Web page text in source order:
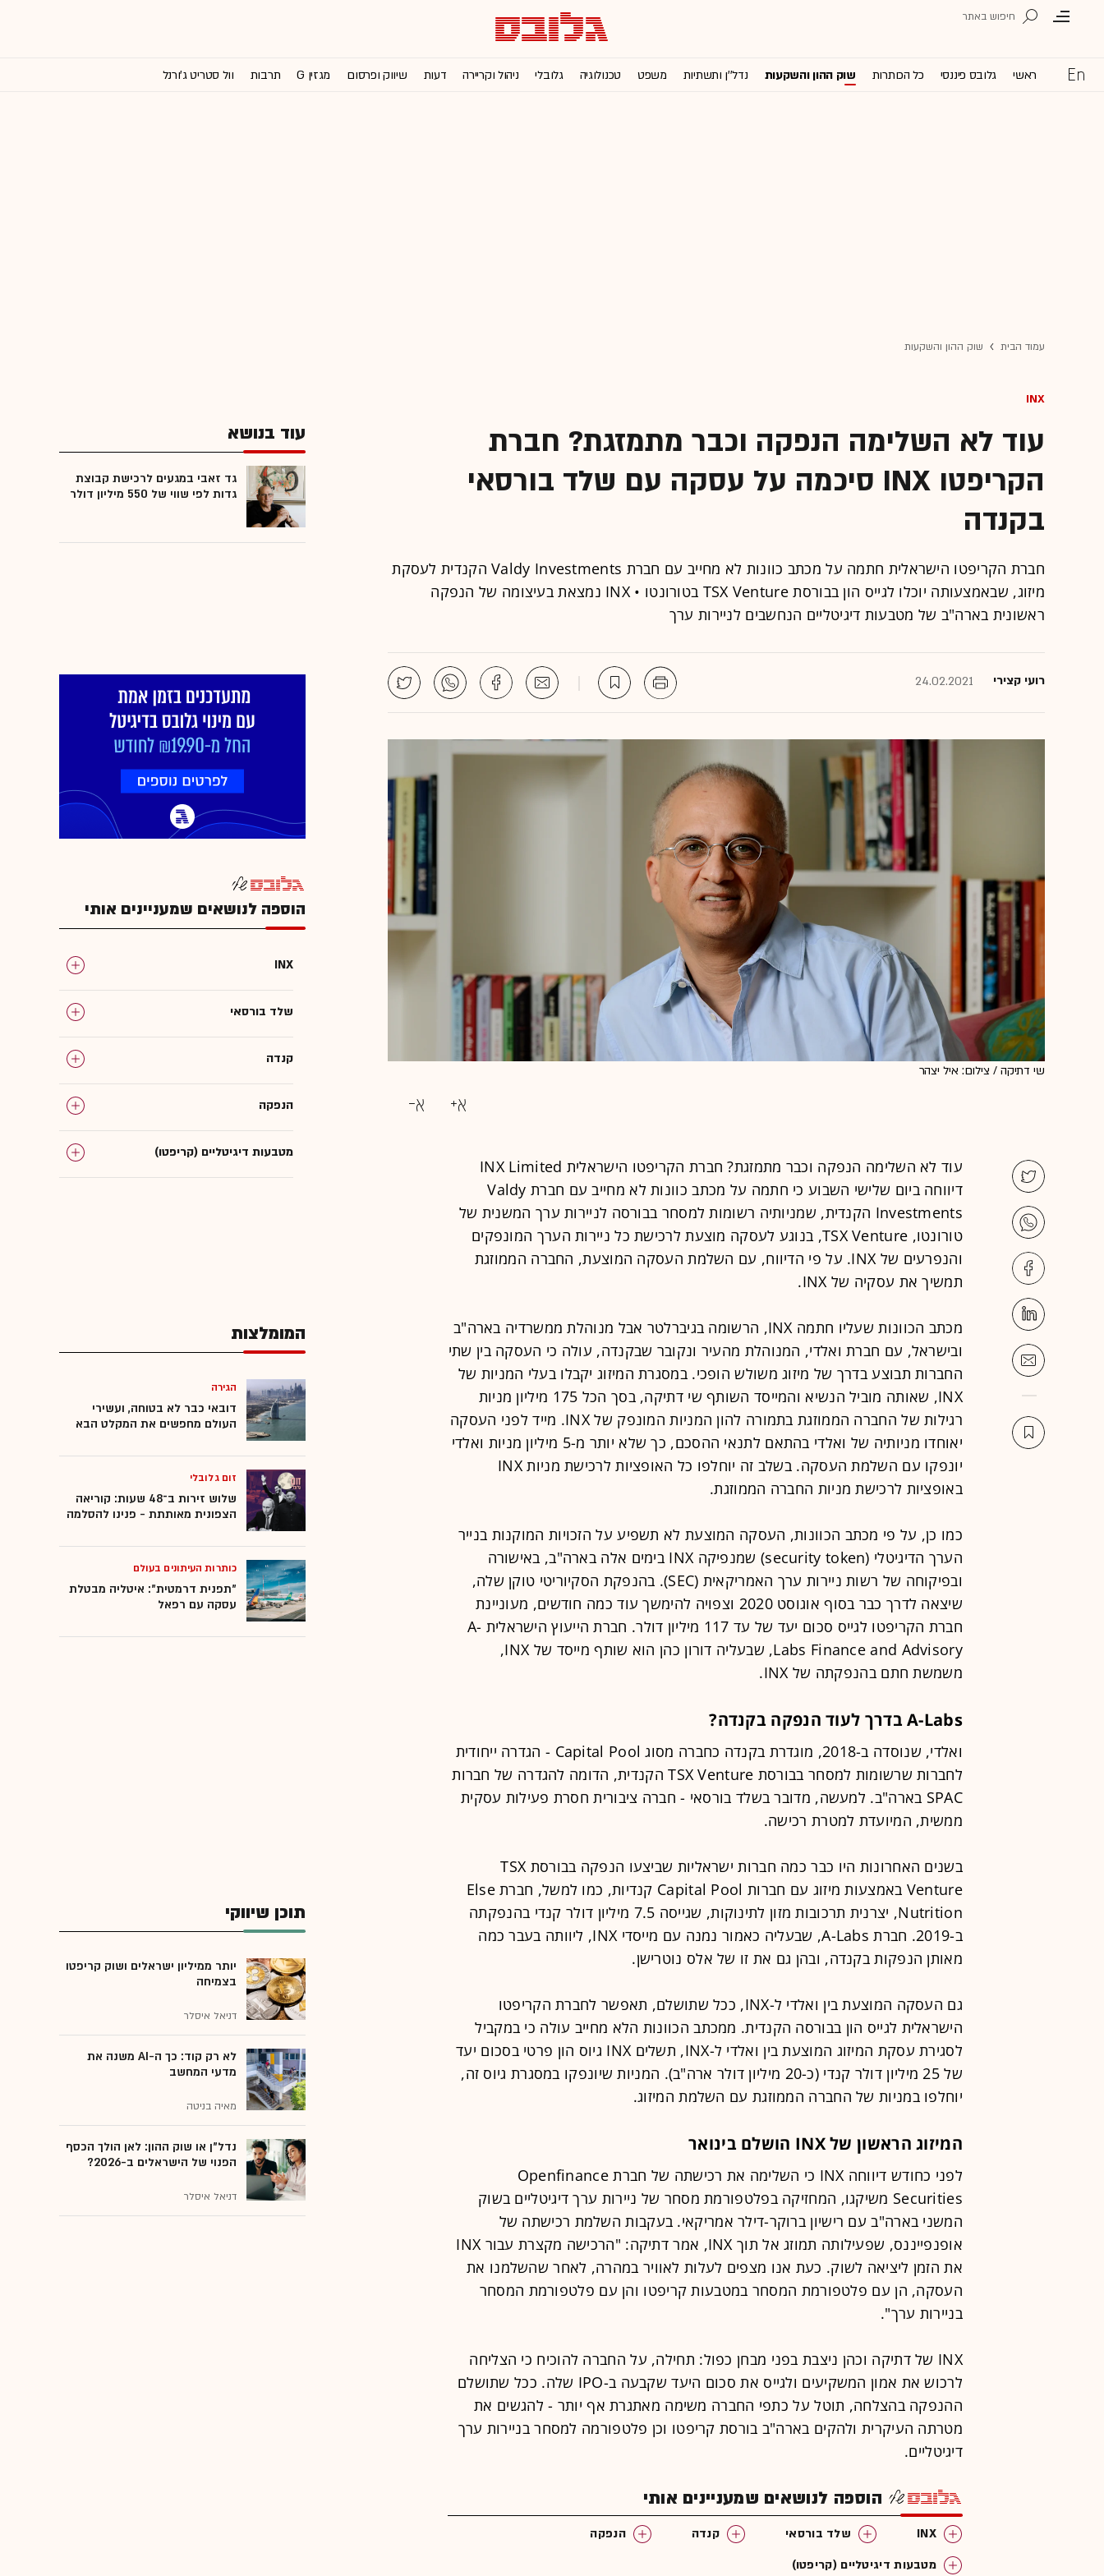
ראשי גלובס פיננסי כל הכותרות שוק ההון והשקעות נדל''ן ותשתיות משפט טכנולוגיה גלובלי ניהול וקריירה דעות שיווק ופרסום מגזין G תרבות וול סטריט ג'ורנל
עמוד הבית שוק ההון והשקעות
INX
עוד לא השלימה הנפקה וכבר מתמזגת? חברת
הקריפטו INX סיכמה על עסקה עם שלד בורסאי
בקנדה
חברת הקריפטו הישראלית חתמה על מכתב כוונות לא מחייב עם חברת Valdy Investments הקנדית לעסקת
מיזוג, שבאמצעותה יוכלו לגייס הון בבורסת TSX Venture בטורונטו • INX נמצאת בעיצומה של הנפקה
ראשונית בארה"ב של מטבעות דיגיטליים הנחשבים לניירות ערך
רועי קצירי 24.02.2021
שי דתיקה / צילום: איל יצהר
עוד לא השלימה הנפקה וכבר מתמזגת? חברת הקריפטו הישראלית INX Limited
דיווחה ביום שלישי השבוע כי חתמה על מכתב כוונות לא מחייב עם חברת Valdy
Investments הקנדית, שמניותיה רשומות למסחר בבורסה לניירות ערך המשנית של
טורונטו, TSX Venture, בנוגע לעסקה מוצעת לרכישת כל ניירות הערך המונפקים
והנפרעים של INX. על פי הדיווח, עם השלמת העסקה המוצעת, החברה הממוזגת
תמשיך את עסקיה של INX.
מכתב הכוונות שעליו חתמה INX, הרשומה בגיברלטר אבל מנוהלת ממשרדיה בארה"ב
ובישראל, עם חברת ואלדי, המנוהלת מהעיר ונקובר שבקנדה, עולה כי העסקה בין שתי
החברות תבוצע בדרך של מיזוג משולש הופכי. במסגרת המיזוג יקבלו בעלי המניות של
INX, שאותה מוביל הנשיא והמייסד השותף שי דתיקה, בסך הכל 175 מיליון מניות
רגילות של החברה הממוזגת בתמורה להון המניות המונפק של INX. מייד לפני העסקה
יאוחדו מניותיה של ואלדי בהתאם לתנאי ההסכם, כך שלא יותר מ-5 מיליון מניות ואלדי
יונפקו עם השלמת העסקה. בשלב זה יוחלפו כל האופציות לרכישת מניות INX
באופציות לרכישת מניות החברה הממוזגת.
כמו כן, על פי מכתב הכוונות, העסקה המוצעת לא תשפיע על הזכויות המוקנות בנייר
הערך הדיגיטלי (security token) שמנפיקה INX בימים אלה בארה"ב, באישורה
ובפיקוחה של רשות ניירות ערך האמריקאית (SEC). בהנפקת הסקיוריטי טוקן שלה,
שיצאה לדרך כבר בסוף אוגוסט 2020 וצפויה להימשך עוד כמה חודשים, מעוניינת
חברת הקריפטו לגייס סכום יעד של עד 117 מיליון דולר. חברת הייעוץ הישראלית A-
Labs Finance and Advisory, שבעליה דורון כהן הוא שותף מייסד של INX,
משמשת חתם בהנפקתה של INX.
A-Labs בדרך לעוד הנפקה בקנדה?
ואלדי, שנוסדה ב-2018, מוגדרת בקנדה כחברה מסוג Capital Pool - הגדרה ייחודית
לחברות שרשומות למסחר בבורסת TSX Venture הקנדית, הדומה להגדרה של חברות
SPAC בארה"ב. למעשה, מדובר בשלד בורסאי - חברה ציבורית חסרת פעילות עסקית
ממשית, המיועדת למטרת רכישה.
בשנים האחרונות היו כבר כמה חברות ישראליות שביצעו הנפקה בבורסת TSX
Venture באמצעות מיזוג עם חברות Capital Pool קנדיות, כמו למשל, חברת Else
Nutrition, יצרנית תרכובות מזון לתינוקות, שגייסה 7.5 מיליון דולר קנדי בהנפקתה
ב-2019. חברת A-Labs, שבעליה כאמור נמנה עם מייסדי INX, ליוותה בעבר כמה
מאותן הנפקות בקנדה, ובהן גם את זו של אלס נוטרישן.
גם העסקה המוצעת בין ואלדי ל-INX, ככל שתושלם, תאפשר לחברת הקריפטו
הישראלית לגייס הון בבורסה הקנדית. ממכתב הכוונות הלא מחייב עולה כי במקביל
לסגירת עסקת המיזוג המוצעת בין ואלדי ל-INX, תשלים INX גיוס הון פרטי בסכום יעד
של 25 מיליון דולר קנדי (כ-20 מיליון דולר ארה"ב). המניות שיונפקו במסגרת גיוס זה,
יוחלפו במניות של החברה הממוזגת עם השלמת המיזוג.
המיזוג הראשון של INX הושלם בינואר
לפני כחודש דיווחה INX כי השלימה את רכישתה של חברת Openfinance
Securities משיקגו, המחזיקה בפלטפורמת מסחר של ניירות ערך דיגיטליים בשוק
המשני בארה"ב עם רישיון ברוקר-דילר אמריקאי. בעקבות השלמת רכישתה של
אופנפייננס, שפעילותה תמוזג אל תוך INX, אמר דתיקה: "הרכישה מקצרת עבור INX
את הזמן ליציאה לשוק. כעת אנו מצפים לעלות לאוויר במהרה, לאחר שהשלמנו את
העסקה, הן עם פלטפורמת המסחר במטבעות קריפטו והן עם פלטפורמת המסחר
בניירות ערך".
INX של דתיקה וכהן ניצבת בפני מבחן כפול: תחילה, על החברה להוכיח כי הצליחה
לרכוש את אמון המשקיעים ולגייס את סכום היעד שקבעה ב-IPO שלה. ככל שתושלם
ההנפקה בהצלחה, תוטל על כתפי החברה משימה מאתגרת אף יותר - להגשים את
מטרתה העיקרית ולהקים בארה"ב בורסת קריפטו וכן פלטפורמה למסחר בניירות ערך
דיגיטליים.
הוספה לנושאים שמעניינים אותי
INX שלד בורסאי קנדה
הנפקה
מטבעות דיגיטליים (קריפטו)
עוד בנושא
גד זאבי במגעים לרכישת קבוצת
גדות לפי שווי של 550 מיליון דולר
הוספה לנושאים שמעניינים אותי
INX
שלד בורסאי
קנדה
הנפקה
מטבעות דיגיטליים (קריפטו)
המומלצות
הגירה
דובאי כבר לא בטוחה, ועשירי
העולם מחפשים את המקלט הבא
זום גלובלי
שלוש זירות ב־48 שעות: קוריאה
הצפונית מאותתת - פנינו להסלמה
כותרות העיתונים בעולם
"תפנית דרמטית": איטליה מבטלת
עסקה עם רפאל
תוכן שיווקי
יותר ממיליון ישראלים ושוק קריפטו
בצמיחה
דניאל איסלר
לא רק קוד: כך ה-AI משנה את
מדעי המחשב
מאיה בניטה
נדל"ן או שוק ההון: לאן הולך הכסף
הפנוי של הישראלים ב-2026?
דניאל איסלר